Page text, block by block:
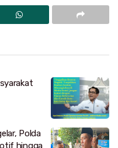
Polda
hingga